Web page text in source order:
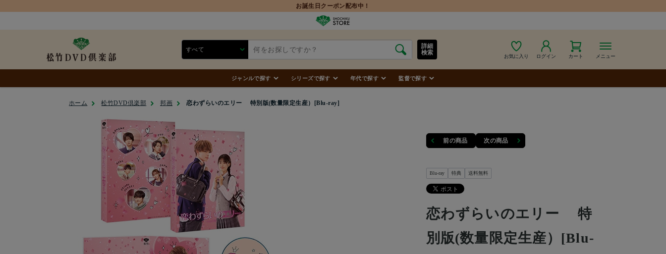
お気に入り ログイン カート メニュー
詳細
検索
ジャンルで探す シリーズで探す 年代で探す 監督で探す
ホーム 松竹DVD倶楽部 邦画 恋わずらいのエリー 特別版(数量限定生産）[Blu-ray]
前の商品 次の商品
Blu-ray 特典 送料無料
恋わずらいのエリー 特
別版(数量限定生産）[Blu-